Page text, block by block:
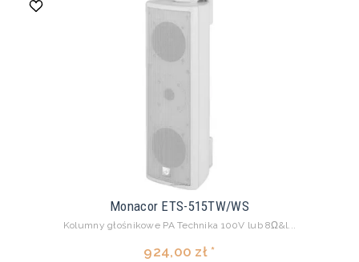
Monacor ETS-515TW/WS
Kolumny głośnikowe PA Technika 100V lub 8Ω&l...
924,00 zł *